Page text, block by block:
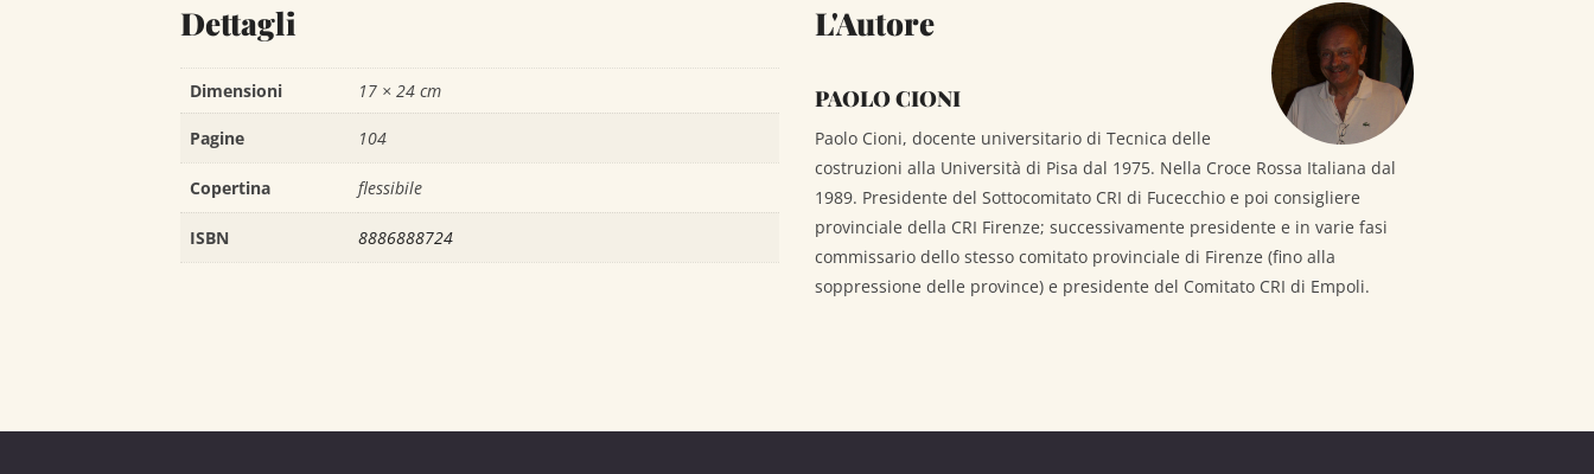
Dettagli
Dimensioni 17 × 24 cm
Pagine 104
Copertina flessibile
ISBN 8886888724
L'Autore
PAOLO CIONI
Paolo Cioni, docente universitario di Tecnica delle
costruzioni alla Università di Pisa dal 1975. Nella Croce Rossa Italiana dal
1989. Presidente del Sottocomitato CRI di Fucecchio e poi consigliere
provinciale della CRI Firenze; successivamente presidente e in varie fasi
commissario dello stesso comitato provinciale di Firenze (fino alla
soppressione delle province) e presidente del Comitato CRI di Empoli.